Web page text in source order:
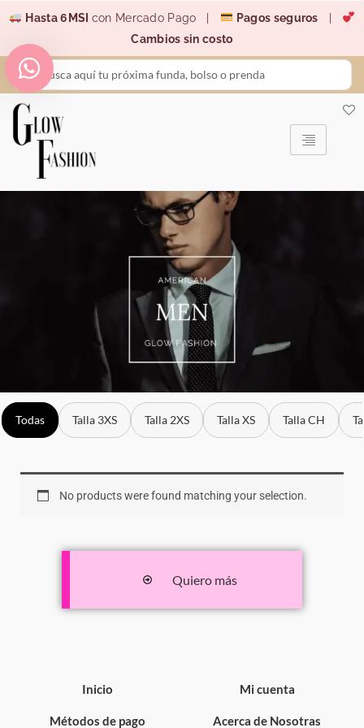
contenido
Hasta 6MSI con Mercado Pago | Pagos seguros
Cambios sin costo
Search
...
Todas Talla 3XS Talla 2XS Talla XS Talla CH
No products were found matching your selection.
Quiero más
Inicio
Métodos de pago
Mi cuenta
Acerca de Nosotras